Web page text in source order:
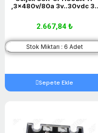
,3x480v/80a 3v..30vdc 3-
2.667,84 ₺
Stok Miktarı : 6 Adet
Sepete Ekle